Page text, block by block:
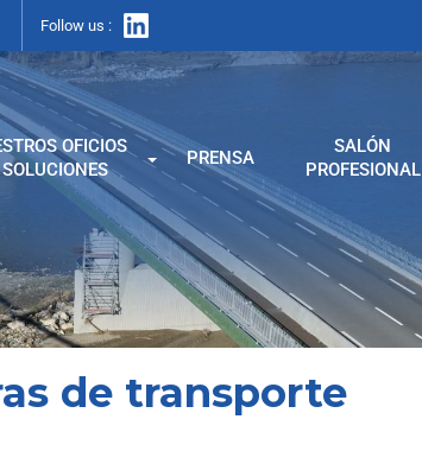
Follow us :
OFICIOS
PRENSA
SALÓN
PROFESIONAL
de transporte